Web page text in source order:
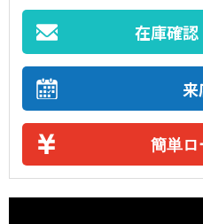
在庫確
簡単ロ